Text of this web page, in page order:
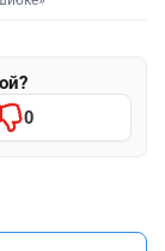
0